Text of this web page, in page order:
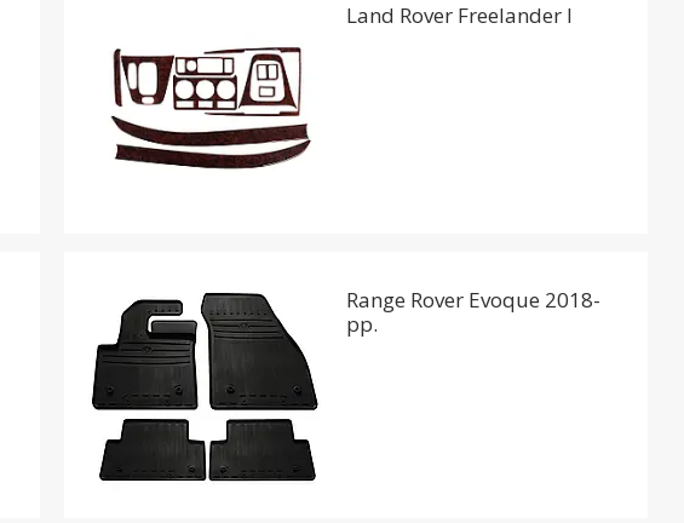
Land Rover Freelander I
Range Rover Evoque 2018-
рр.